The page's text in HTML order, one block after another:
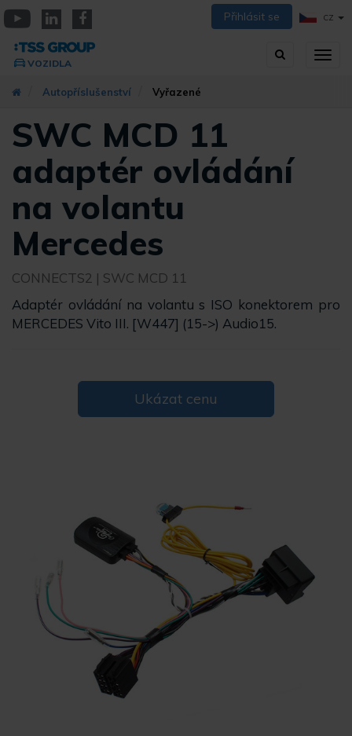
Přejít
k
hlavnímu
obsahu
Přihlásit se CZ
Vyhledávání
VOZIDLA
Autopříslušenství Vyřazené
SWC MCD 11
adaptér ovládání
na volantu
Mercedes
CONNECTS2 | SWC MCD 11
Adaptér ovládání na volantu s ISO konektorem pro
MERCEDES Vito III. [W447] (15->) Audio15.
Ukázat cenu